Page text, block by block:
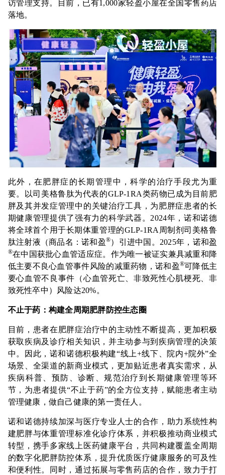
访管理支持。目前，已有1,000家轻盈小屋在全国零售药店
落地。
此外，在肥胖症的长期管理中，科学的治疗手段尤为重
要。以司美格鲁肽为代表的GLP-1RA类药物已成为目前肥
胖及其并发症管理中的关键治疗工具，为肥胖症患者的长
期健康管理提供了强有力的科学武器。2024年，诺和诺德
将全球首个用于长期体重管理的GLP-1RA周制剂司美格鲁
肽注射液（商品名：诺和盈®）引进中国。2025年，诺和盈
®在中国获批心血管适应症。作为唯一被证实兼具减重和降
低主要不良心血管事件风险的减重药物，诺和盈®可降低主
要心血管不良事件（心血管死亡、非致死性心肌梗死、非
致死性卒中）风险达20%。
不止于药：构建全周期肥胖防控生态圈
目前，患者在肥胖症治疗中的主动性不断提高，更加积极
获取疾病及诊疗相关知识，并主动参与到疾病管理的决策
中。因此，诺和诺德积极构建“线上+线下、院内+院外”全
场景、全渠道的新商业模式，更加贴近患者真实需求，从
疾病科普、预防、诊断、规范治疗到长期健康管理等环
节，为患者提供“不止于药”的全方位支持，赋能患者主动
管理健康，做自己健康的第一责任人。
诺和诺德持续加深与医疗专业人士的合作，助力系统性构
建肥胖与体重管理标准化诊疗体系，并积极推动商业模式
转型，携手多家线上医药健康平台，共同构建覆盖全周期
的数字化肥胖防控体系，提升优质医疗健康服务的可及性
和便利性。同时，通过拓展与零售药店的合作，致力于打